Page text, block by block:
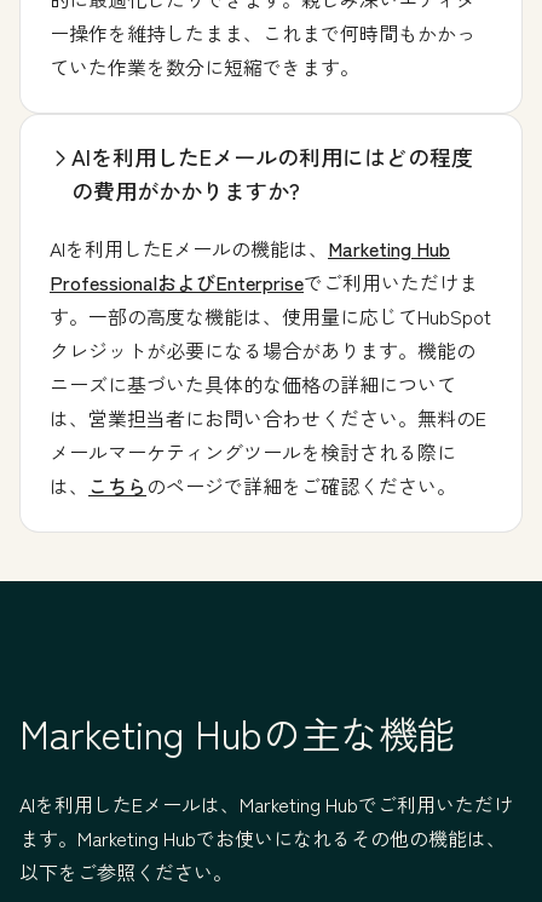
ー操作を維持したまま、これまで何時間もかかっ
ていた作業を数分に短縮できます。
AIを利用したEメールの利用にはどの程度
の費用がかかりますか?
AIを利用したEメールの機能は、 Marketing Hub
ProfessionalおよびEnterpriseでご利用いただけま
す。一部の高度な機能は、使用量に応じてHubSpot
クレジットが必要になる場合があります。機能の
ニーズに基づいた具体的な価格の詳細について
は、営業担当者にお問い合わせください。無料のE
メールマーケティングツールを検討される際に
は、 こちら のページで詳細をご確認ください。
Marketing Hubの主な機能
AIを利用したEメールは、Marketing Hubでご利用いただけ
ます。Marketing Hubでお使いになれるその他の機能は、
以下をご参照ください。